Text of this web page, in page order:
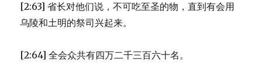
[2:63] 省长对他们说，不可吃至圣的物，直到有会用
乌陵和土明的祭司兴起来。
[2:64] 全会众共有四万二千三百六十名。